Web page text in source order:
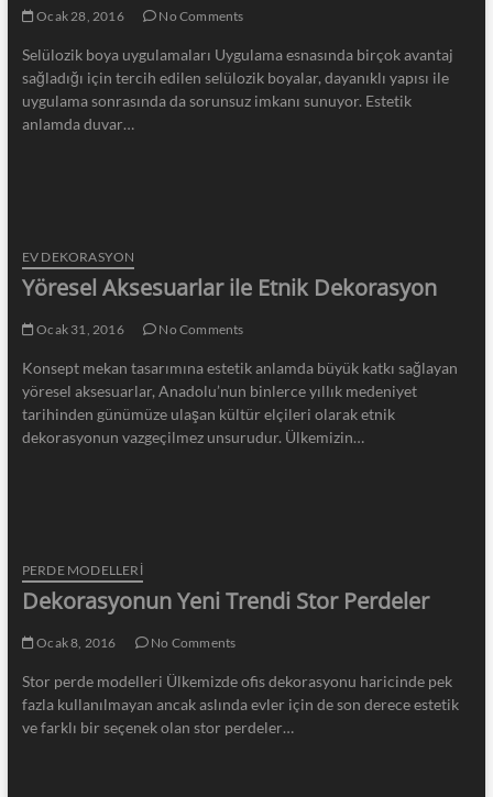
Ocak 28, 2016 No Comments
Selülozik boya uygulamaları Uygulama esnasında birçok avantaj
sağladığı için tercih edilen selülozik boyalar, dayanıklı yapısı ile
uygulama sonrasında da sorunsuz imkanı sunuyor. Estetik
anlamda duvar…
EV DEKORASYON
Yöresel Aksesuarlar ile Etnik Dekorasyon
Ocak 31, 2016 No Comments
Konsept mekan tasarımına estetik anlamda büyük katkı sağlayan
yöresel aksesuarlar, Anadolu’nun binlerce yıllık medeniyet
tarihinden günümüze ulaşan kültür elçileri olarak etnik
dekorasyonun vazgeçilmez unsurudur. Ülkemizin…
PERDE MODELLERI
Dekorasyonun Yeni Trendi Stor Perdeler
Ocak 8, 2016 No Comments
Stor perde modelleri Ülkemizde ofis dekorasyonu haricinde pek
fazla kullanılmayan ancak aslında evler için de son derece estetik
ve farklı bir seçenek olan stor perdeler…